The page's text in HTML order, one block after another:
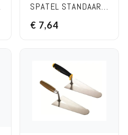
SPATEL STANDAARD
BREEDTE 220 MM
€ 7,64